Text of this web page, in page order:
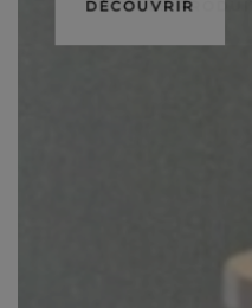
DÉCOUVRIR